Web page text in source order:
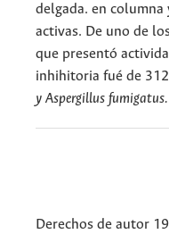
delgada. en
activas. De uno de
que presentó
inhihitoria fué de
y Aspergillus fumigatus.
Derechos de autor